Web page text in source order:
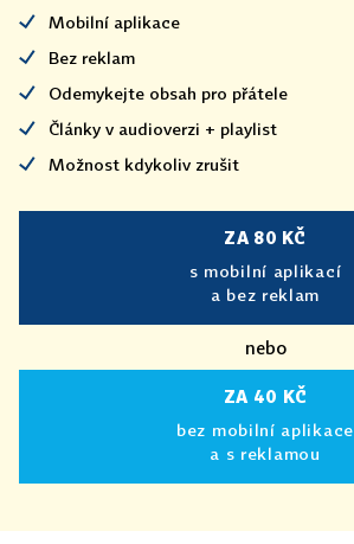
Mobilní aplikace
Bez reklam
Odemykejte obsah pro přátele
Články v audioverzi + playlist
Možnost kdykoliv zrušit
ZA 80 KČ
s mobilní aplikací
a bez reklam
nebo
ZA 40 KČ
bez mobilní aplikace
a s reklamou